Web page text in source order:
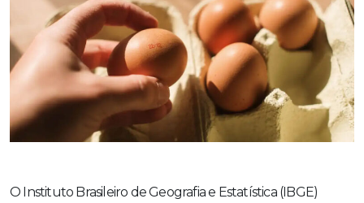
O Instituto Brasileiro de Geografia e Estatística (IBGE)